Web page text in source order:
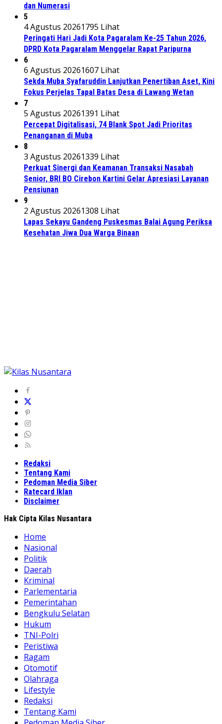
dan Numerasi
5
4 Agustus 20261795 Lihat
Peringati Hari Jadi Kota Pagaralam Ke-25 Tahun 2026,
DPRD Kota Pagaralam Menggelar Rapat Paripurna
6
6 Agustus 20261607 Lihat
Sekda Muba Syafaruddin Lanjutkan Penertiban Aset, Kini
Fokus Perjelas Tapal Batas Desa di Lawang Wetan
7
5 Agustus 20261391 Lihat
Percepat Digitalisasi, 74 Blank Spot Jadi Prioritas
Penanganan di Muba
8
3 Agustus 20261339 Lihat
Perkuat Sinergi dan Keamanan Transaksi Nasabah
Senior, BRI BO Cirebon Kartini Gelar Apresiasi Layanan
Pensiunan
9
2 Agustus 20261308 Lihat
Lapas Sekayu Gandeng Puskesmas Balai Agung Periksa
Kesehatan Jiwa Dua Warga Binaan
Redaksi
Tentang Kami
Pedoman Media Siber
Ratecard Iklan
Disclaimer
Hak Cipta Kilas Nusantara
Home
Nasional
Politik
Daerah
Kriminal
Parlementaria
Pemerintahan
Bengkulu Selatan
Hukum
TNI-Polri
Peristiwa
Ragam
Otomotif
Olahraga
Lifestyle
Redaksi
Tentang Kami